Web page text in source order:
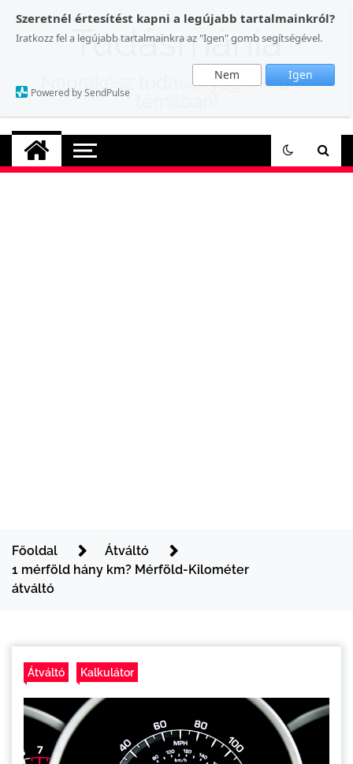
Szeretnél értesítést kapni a legújabb tartalmainkról?
Iratkozz fel a legújabb tartalmainkra az "Igen" gomb segítségével.
Nem Igen
Powered by SendPulse
content
Tudásmánia
Naprakész tudásanyag minden
Főoldal
Átváltó
1 mérföld hány km? Mérföld-Kilométer
átváltó
Átváltó Kalkulátor